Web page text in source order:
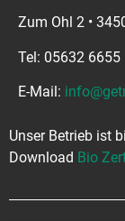
Zum Ohl 2 •
Tel: 05632 6655
E-Mail:
Unser Betrieb ist
Download Bio